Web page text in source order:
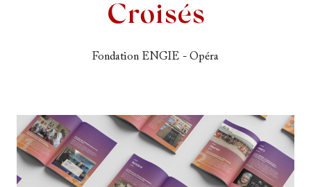
Croisés
Fondation ENGIE - Opéra